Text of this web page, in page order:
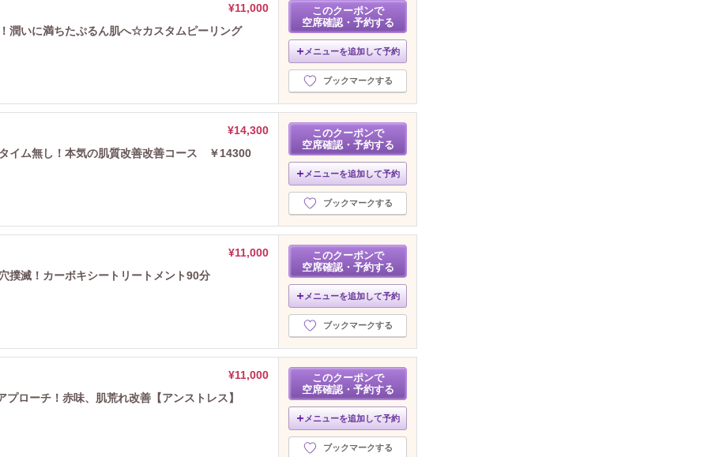
¥11,000
潤いに満ちたぷるん肌へ☆カスタムピーリング
このクーポンで
空席確認・予約する
メニューを追加して予約
ブックマークする
¥14,300
タイム無し！本気の肌質改善改善コース ￥14300
このクーポンで
空席確認・予約する
メニューを追加して予約
ブックマークする
¥11,000
撲滅！カーボキシートリートメント90分
このクーポンで
空席確認・予約する
メニューを追加して予約
ブックマークする
¥11,000
プローチ！赤味、肌荒れ改善【アンストレス】
このクーポンで
空席確認・予約する
メニューを追加して予約
ブックマークする